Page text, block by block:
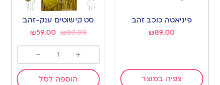
פיניאטה כוכב זהב
₪89.00
צפיה במוצר
Add
to
wishlist
סט קישוטים ענק-זהב
₪89.00
₪59.00
+
-
הוספה לסל